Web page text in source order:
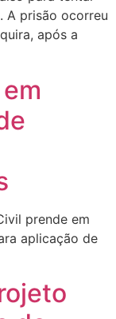
A prisão ocorreu
após a
prende em
aplicação de